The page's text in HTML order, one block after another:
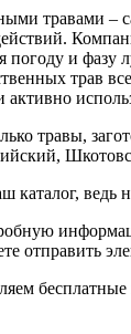
травами –
погоду и фазу
трав
активно
травы,
каталог, ведь
отправить
бесплатные